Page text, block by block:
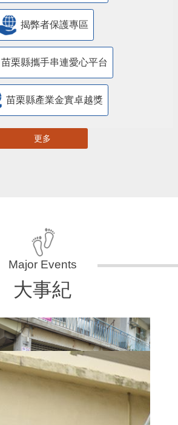
揭弊者保護專區
苗栗縣攜手串連愛心平台
苗栗縣產業金實卓越獎
更多
大事紀